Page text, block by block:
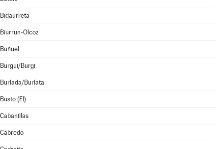
Bidaurreta
Biurrun-Olcoz
Buñuel
Burgui/Burgi
Burlada/Burlata
Busto (El)
Cabanillas
Cabredo